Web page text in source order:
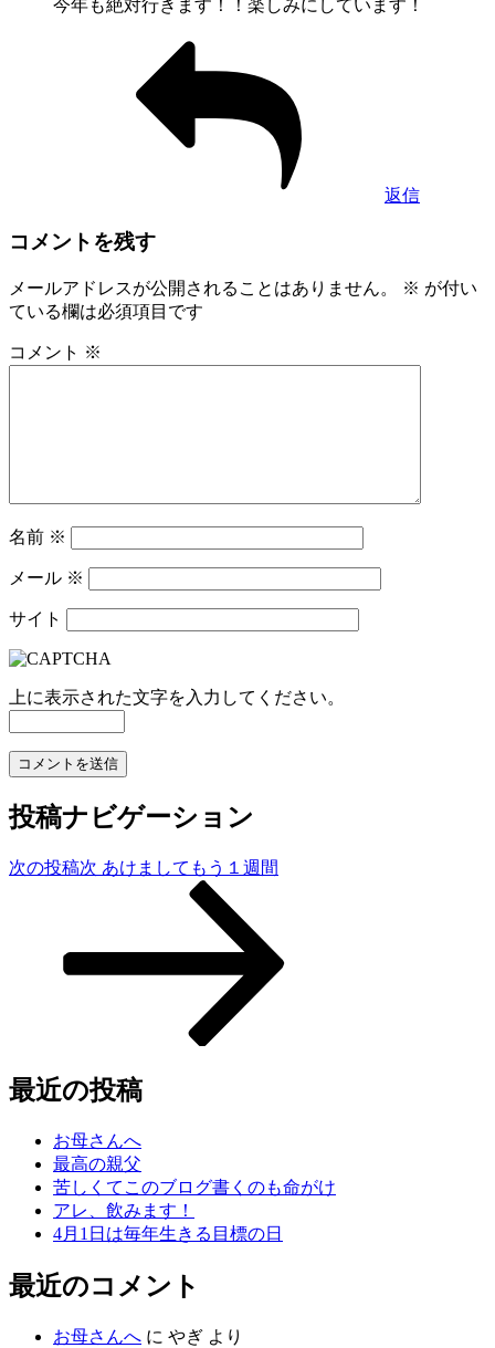
今年も絶対行きます！！楽しみにしています！
返信
コメントを残す
メールアドレスが公開されることはありません。 ※ が付い
ている欄は必須項目です
コメント ※
名前 ※
メール ※
サイト
上に表示された文字を入力してください。
投稿ナビゲーション
次の投稿次 あけましてもう１週間
最近の投稿
お母さんへ
最高の親父
苦しくてこのブログ書くのも命がけ
アレ、飲みます！
4月1日は毎年生きる目標の日
最近のコメント
お母さんへ に やぎ より